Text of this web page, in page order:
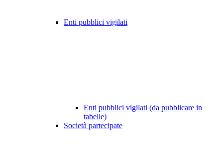
Enti pubblici vigilati
Enti pubblici vigilati (da pubblicare in
tabelle)
Società partecipate